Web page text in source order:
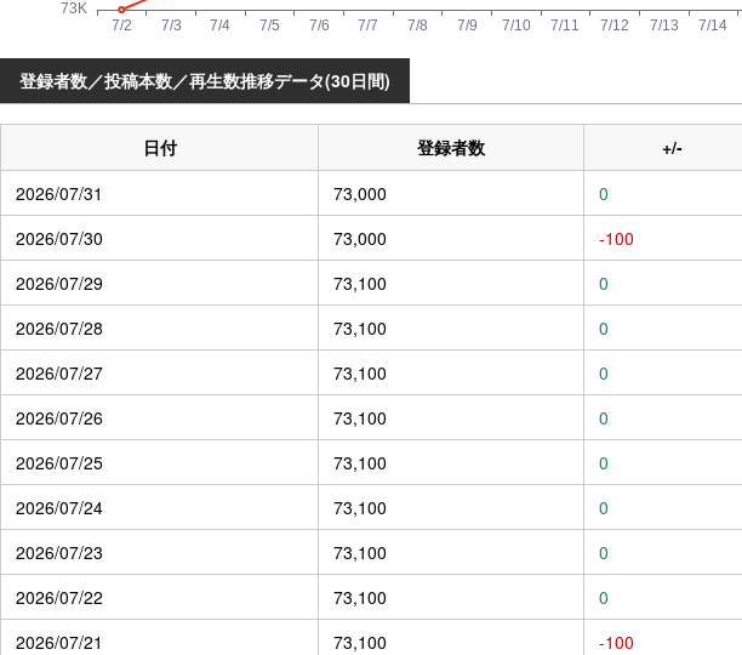
登録者数／投稿本数／再生数推移データ(30日間)
日付 登録者数 +/-
2026/07/31
73,000 0
2026/07/30
73,000 -100
2026/07/29
73,100 0
2026/07/28
73,100 0
2026/07/27
73,100 0
2026/07/26
73,100 0
2026/07/25
73,100 0
2026/07/24
73,100 0
2026/07/23
73,100 0
2026/07/22
73,100 0
2026/07/21
73,100 -100